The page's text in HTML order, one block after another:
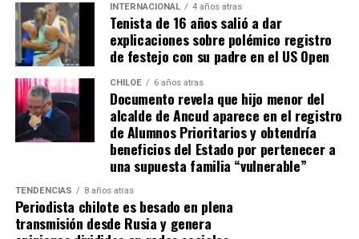
Actualmente, Gómez se encuentra en Santiago
realizando trámites y participando como invitada en
distintos medios de comunicación. Aunque aún no tiene
una fecha exacta para su viaje a Estados Unidos, donde
se administra el medicamento, indicó que esperan
realizarlo «a mediados de junio».
Cabe destacar que, pese a que se logró reunir el dinero y,
por ende, la meta se cumplió, continúan circulando por
redes sociales, eventos a beneficios de Tomás Ross.
¿Como ayudar?
INTERNACIONAL 4 años atras
Tenista de 16 años salió a dar
explicaciones sobre polémico registro
de festejo con su padre en el US Open
CHILOE 6 años atras
Documento revela que hijo menor del
alcalde de Ancud aparece en el registro
de Alumnos Prioritarios y obtendría
beneficios del Estado por pertenecer a
una supuesta familia “vulnerable”
TENDENCIAS 8 años atras
Periodista chilote es besado en plena
transmisión desde Rusia y genera